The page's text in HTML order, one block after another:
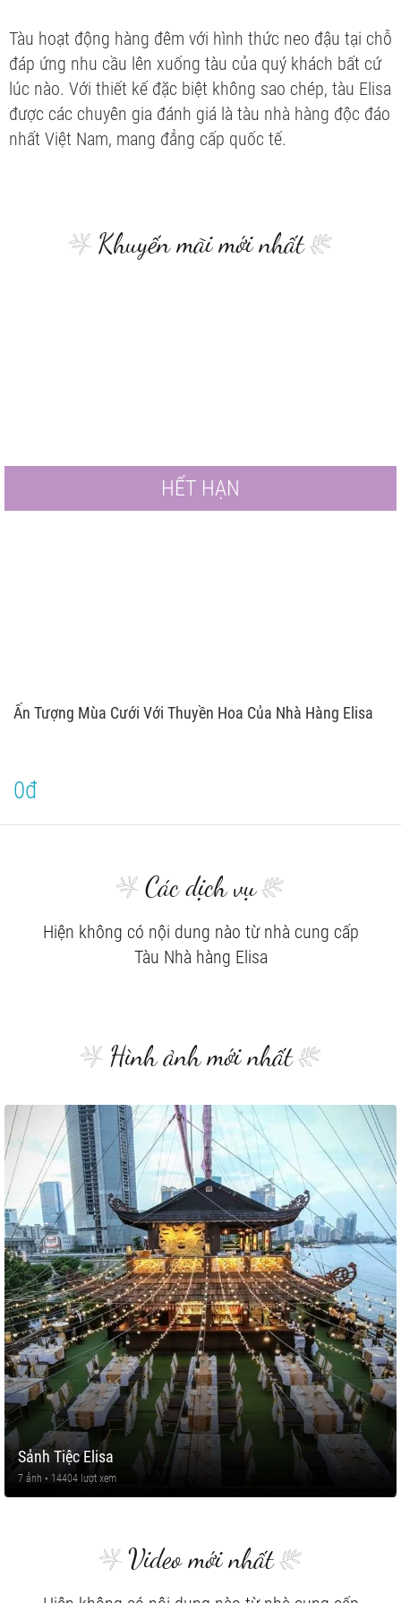
Tàu hoạt động hàng đêm với hình thức neo đậu tại chỗ
đáp ứng nhu cầu lên xuống tàu của quý khách bất cứ
lúc nào. Với thiết kế đặc biệt không sao chép, tàu Elisa
được các chuyên gia đánh giá là tàu nhà hàng độc đáo
nhất Việt Nam, mang đẳng cấp quốc tế.
Khuyến mãi mới nhất
HẾT HẠN
Ấn Tượng Mùa Cưới Với Thuyền Hoa Của Nhà Hàng Elisa
0đ
Các dịch vụ
Hiện không có nội dung nào từ nhà cung cấp
Tàu Nhà hàng Elisa
Hình ảnh mới nhất
Sảnh Tiệc Elisa
7 ảnh • 14404 lượt xem
Video mới nhất